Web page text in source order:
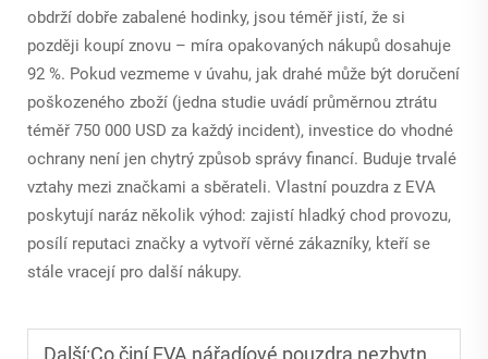
obdrží dobře zabalené hodinky, jsou téměř jistí, že si
později koupí znovu – míra opakovaných nákupů dosahuje
92 %. Pokud vezmeme v úvahu, jak drahé může být doručení
poškozeného zboží (jedna studie uvádí průměrnou ztrátu
téměř 750 000 USD za každý incident), investice do vhodné
ochrany není jen chytrý způsob správy financí. Buduje trvalé
vztahy mezi značkami a sběrateli. Vlastní pouzdra z EVA
poskytují naráz několik výhod: zajistí hladký chod provozu,
posílí reputaci značky a vytvoří věrné zákazníky, kteří se
stále vracejí pro další nákupy.
Další:Co činí EVA nářadíové pouzdra nezbytnými pro pracovníky